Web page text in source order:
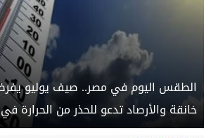
الطقس اليوم في مصر.. صيف يوليو
خانقة والأرصاد تدعو للحذر من الحرارة